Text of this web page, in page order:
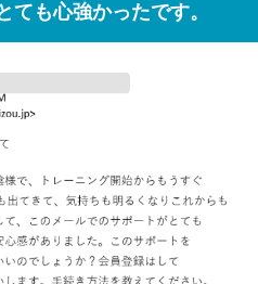
ても心強かったです。